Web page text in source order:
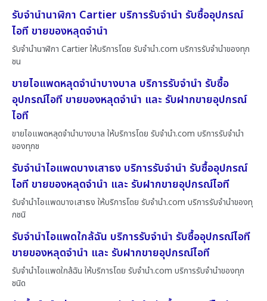
รับจำนำนาฬิกา Cartier บริการรับจำนำ รับซื้ออุปกรณ์
ไอที ขายของหลุดจำนำ
รับจำนำนาฬิกา Cartier ให้บริการโดย รับจํานํา.com บริการรับจำนำของทุก
ชน
ขายไอแพดหลุดจำนำบางบาล บริการรับจำนำ รับซื้อ
อุปกรณ์ไอที ขายของหลุดจำนำ และ รับฝากขายอุปกรณ์
ไอที
ขายไอแพดหลุดจำนำบางบาล ให้บริการโดย รับจํานํา.com บริการรับจำนำ
ของทุกช
รับจำนำไอแพดบางเสาธง บริการรับจำนำ รับซื้ออุปกรณ์
ไอที ขายของหลุดจำนำ และ รับฝากขายอุปกรณ์ไอที
รับจำนำไอแพดบางเสาธง ให้บริการโดย รับจํานํา.com บริการรับจำนำของทุ
กชนิ
รับจำนำไอแพดใกล้ฉัน บริการรับจำนำ รับซื้ออุปกรณ์ไอที
ขายของหลุดจำนำ และ รับฝากขายอุปกรณ์ไอที
รับจำนำไอแพดใกล้ฉัน ให้บริการโดย รับจํานํา.com บริการรับจำนำของทุก
ชนิด